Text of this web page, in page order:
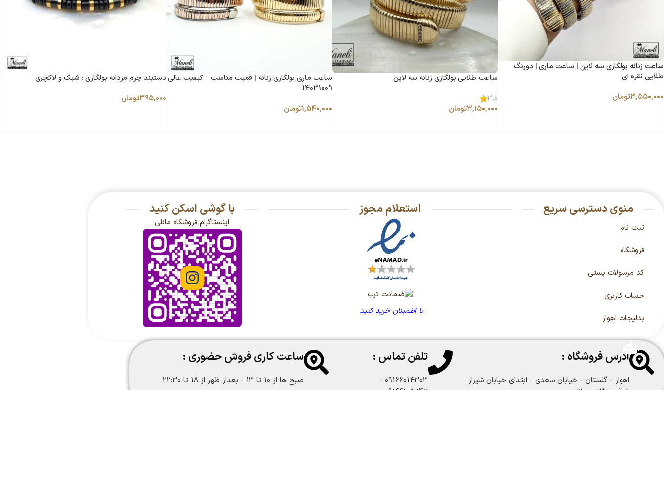
ساعت زنانه بولگاری سه لاین | ساعت ماری | دورنگ
طلایی نقره ای
۳,۵۵۰,۰۰۰تومان
ساعت طلایی بولگاری زنانه سه لاین
3.0
۳,۱۵۰,۰۰۰تومان
ساعت ماری بولگاری زنانه | قمیت مناسب – کیفیت عالی
14031009
۱,۵۴۰,۰۰۰تومان
دستبند چرم مردانه بولگاری : شیک و لاکچری
۳۹۵,۰۰۰تومان
منوی دسترسی سریع
ثبت نام
فروشگاه
کد مرسولات پستی
حساب کاربری
بدلیجات اهواز
استعلام مجوز
با اطمینان خرید کنید
با گوشی اسکن کنید
اینستاگرام فروشگاه مانلی
آدرس فروشگاه :
اهواز - گلستان - خیابان سعدی - ابتدای خیابان شیراز
شرقی - گالری مانلی
تلفن تماس :
09166014303 -
09166108747
ساعت کاری فروش حضوری :
صبح ها از 10 تا 13 - بعداز ظهر از 18 تا 22:30